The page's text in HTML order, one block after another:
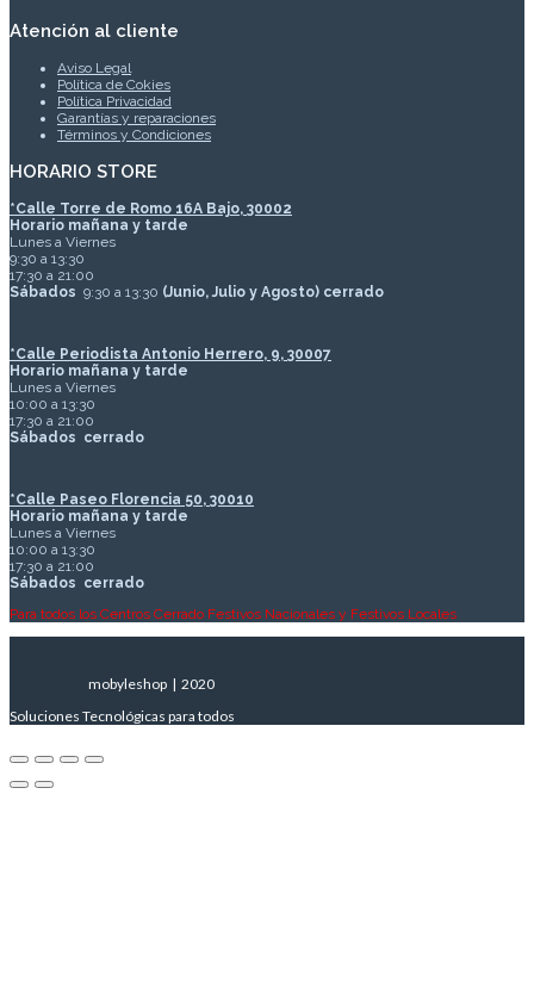
Atención al cliente
Aviso Legal
Política de Cokies
Política Privacidad
Garantías y reparaciones
Términos y Condiciones
HORARIO STORE
*Calle Torre de Romo 16A Bajo, 30002
Horario mañana y tarde
Lunes a Viernes
9:30 a 13:30
17:30 a 21:00
Sábados 9:30 a 13:30 (Junio, Julio y Agosto) cerrado
*Calle Periodista Antonio Herrero, 9, 30007
Horario mañana y tarde
Lunes a Viernes
10:00 a 13:30
17:30 a 21:00
Sábados cerrado
*Calle Paseo Florencia 50, 30010
Horario mañana y tarde
Lunes a Viernes
10:00 a 13:30
17:30 a 21:00
Sábados cerrado
Para todos los Centros Cerrado Festivos Nacionales y Festivos Locales
mobyleshop | 2020
Soluciones Tecnológicas para todos